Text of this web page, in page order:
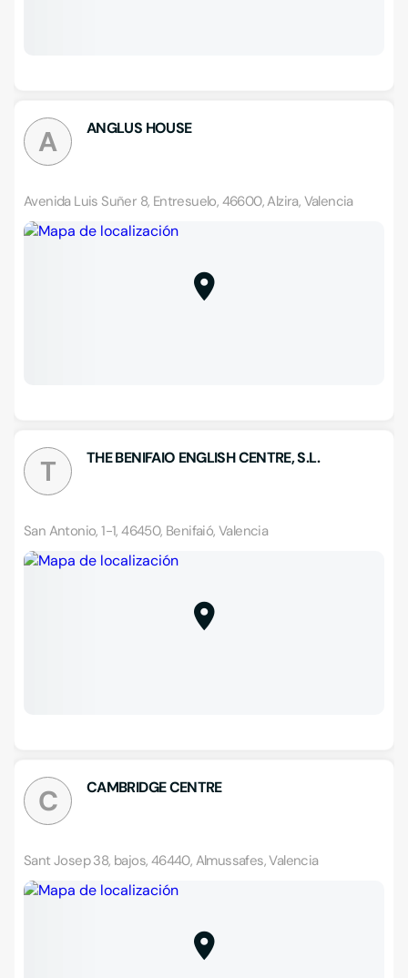
A ANGLUS HOUSE
Avenida Luis Suñer 8, Entresuelo, 46600, Alzira, Valencia
T THE BENIFAIO ENGLISH CENTRE, S.L.
San Antonio, 1-1, 46450, Benifaió, Valencia
C CAMBRIDGE CENTRE
Sant Josep 38, bajos, 46440, Almussafes, Valencia